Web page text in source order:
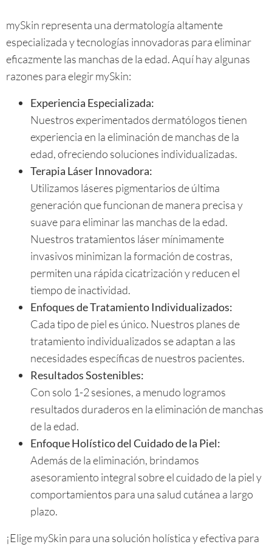
mySkin representa una dermatología altamente
especializada y tecnologías innovadoras para eliminar
eficazmente las manchas de la edad. Aquí hay algunas
razones para elegir mySkin:
Experiencia Especializada:
Nuestros experimentados dermatólogos tienen
experiencia en la eliminación de manchas de la
edad, ofreciendo soluciones individualizadas.
Terapia Láser Innovadora:
Utilizamos láseres pigmentarios de última
generación que funcionan de manera precisa y
suave para eliminar las manchas de la edad.
Nuestros tratamientos láser mínimamente
invasivos minimizan la formación de costras,
permiten una rápida cicatrización y reducen el
tiempo de inactividad.
Enfoques de Tratamiento Individualizados:
Cada tipo de piel es único. Nuestros planes de
tratamiento individualizados se adaptan a las
necesidades específicas de nuestros pacientes.
Resultados Sostenibles:
Con solo 1-2 sesiones, a menudo logramos
resultados duraderos en la eliminación de manchas
de la edad.
Enfoque Holístico del Cuidado de la Piel:
Además de la eliminación, brindamos
asesoramiento integral sobre el cuidado de la piel y
comportamientos para una salud cutánea a largo
plazo.
¡Elige mySkin para una solución holística y efectiva para